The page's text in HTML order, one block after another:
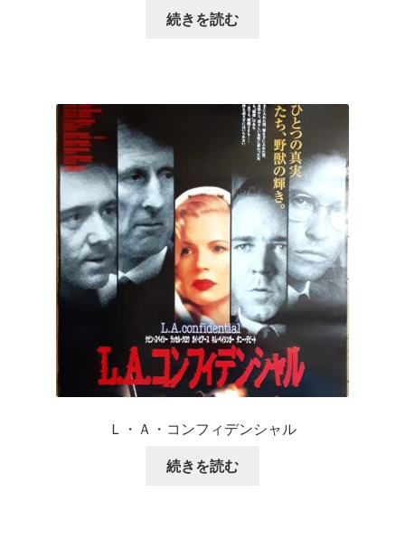
続きを読む
Ｌ・Ａ・コンフィデンシャル
続きを読む